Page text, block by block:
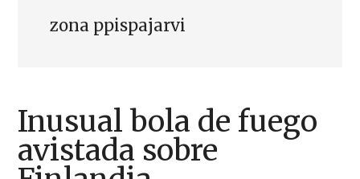
zona ppispajarvi
Inusual bola de fuego
avistada sobre